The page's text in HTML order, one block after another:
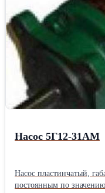
чистоты масла - не
изготавливаются с
часовой стрелке, если
Технические характеристики: Номинальное
Минимальная/
об/мин 1200/1500/1800 Номинальная подача, л/мин 5,4/ 33
Номинальная мощность. кВт 10,45 Масса, кг 17,5
присоединительные
Насос 5Г12-31АМ
Насос пластинчатый, габарита 1+1. Общие
постоянным по